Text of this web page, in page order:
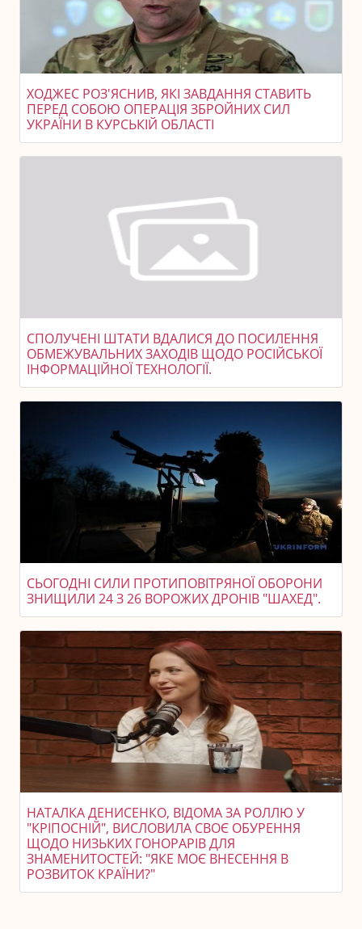
ХОДЖЕС РОЗ'ЯСНИВ, ЯКІ ЗАВДАННЯ СТАВИТЬ
ПЕРЕД СОБОЮ ОПЕРАЦІЯ ЗБРОЙНИХ СИЛ
УКРАЇНИ В КУРСЬКІЙ ОБЛАСТІ
СПОЛУЧЕНІ ШТАТИ ВДАЛИСЯ ДО ПОСИЛЕННЯ
ОБМЕЖУВАЛЬНИХ ЗАХОДІВ ЩОДО РОСІЙСЬКОЇ
ІНФОРМАЦІЙНОЇ ТЕХНОЛОГІЇ.
СЬОГОДНІ СИЛИ ПРОТИПОВІТРЯНОЇ ОБОРОНИ
ЗНИЩИЛИ 24 З 26 ВОРОЖИХ ДРОНІВ "ШАХЕД".
НАТАЛКА ДЕНИСЕНКО, ВІДОМА ЗА РОЛЛЮ У
"КРІПОСНІЙ", ВИСЛОВИЛА СВОЄ ОБУРЕННЯ
ЩОДО НИЗЬКИХ ГОНОРАРІВ ДЛЯ
ЗНАМЕНИТОСТЕЙ: "ЯКЕ МОЄ ВНЕСЕННЯ В
РОЗВИТОК КРАЇНИ?"